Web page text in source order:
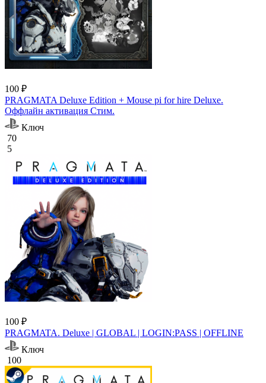
100 ₽
PRAGMATA Deluxe Edition + Mouse pi for hire Deluxe.
Оффлайн активация Cтим.
Ключ
70
5
100 ₽
PRAGMATA. Deluxe | GLOBAL | LOGIN:PASS | OFFLINE
Ключ
100